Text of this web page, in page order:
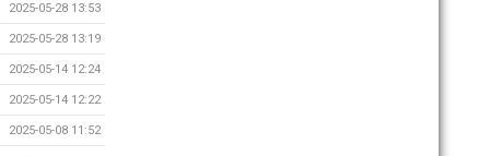
2025-05-28 13:53
2025-05-28 13:19
2025-05-14 12:24
2025-05-14 12:22
2025-05-08 11:52